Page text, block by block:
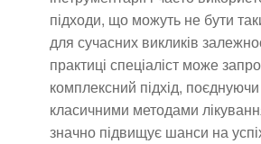
підходи, що можуть не бути
для сучасних викликів
практиці спеціаліст може
комплексний підхід, поєднуючи
класичними методами
значно підвищує шанси на